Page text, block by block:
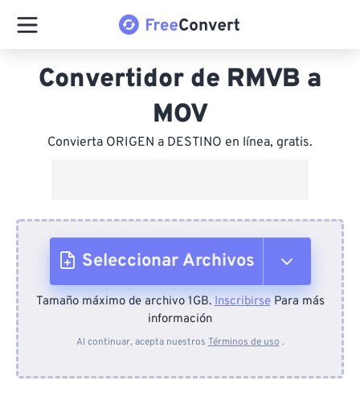
Convertidor de RMVB a
MOV
Convierta ORIGEN a DESTINO en línea, gratis.
Seleccionar Archivos
Desde el dispositivo
Tamaño máximo de archivo 1GB.InscribirsePara más
información
Al continuar, acepta nuestros Términos de uso .